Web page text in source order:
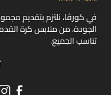
في كورڤا، نلتزم بتقديم
الجودة، من ملابس كرة القدم
تناسب الجميع.